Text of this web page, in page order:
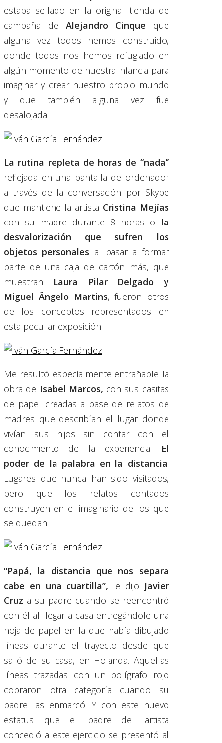
estaba sellado en la original tienda de
campaña de Alejandro Cinque que
alguna vez todos hemos construido,
donde todos nos hemos refugiado en
algún momento de nuestra infancia para
imaginar y crear nuestro propio mundo
y que también alguna vez fue
desalojada.
La rutina repleta de horas de “nada”
reflejada en una pantalla de ordenador
a través de la conversación por Skype
que mantiene la artista Cristina Mejías
con su madre durante 8 horas o la
desvalorización que sufren los
objetos personales al pasar a formar
parte de una caja de cartón más, que
muestran Laura Pilar Delgado y
Miguel Ângelo Martins, fueron otros
de los conceptos representados en
esta peculiar exposición.
Me resultó especialmente entrañable la
obra de Isabel Marcos, con sus casitas
de papel creadas a base de relatos de
madres que describían el lugar donde
vivían sus hijos sin contar con el
conocimiento de la experiencia. El
poder de la palabra en la distancia.
Lugares que nunca han sido visitados,
pero que los relatos contados
construyen en el imaginario de los que
se quedan.
“Papá, la distancia que nos separa
cabe en una cuartilla”, le dijo Javier
Cruz a su padre cuando se reencontró
con él al llegar a casa entregándole una
hoja de papel en la que había dibujado
líneas durante el trayecto desde que
salió de su casa, en Holanda. Aquellas
líneas trazadas con un bolígrafo rojo
cobraron otra categoría cuando su
padre las enmarcó. Y con este nuevo
estatus que el padre del artista
concedió a este ejercicio se presentó al